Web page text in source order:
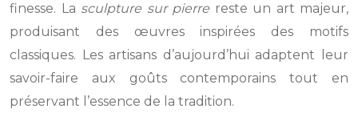
finesse. La sculpture sur pierre reste un art majeur,
produisant des œuvres inspirées des motifs
classiques. Les artisans d’aujourd’hui adaptent leur
savoir-faire aux goûts contemporains tout en
préservant l’essence de la tradition.